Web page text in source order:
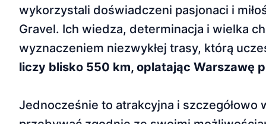
wykorzystali doświadczeni pasjonaci i
Gravel. Ich wiedza, determinacja i wielka
wyznaczeniem niezwykłej trasy, którą
liczy bli­sko 550 km, oplatając Warszawę
Jednocześnie to atrakcyjna i